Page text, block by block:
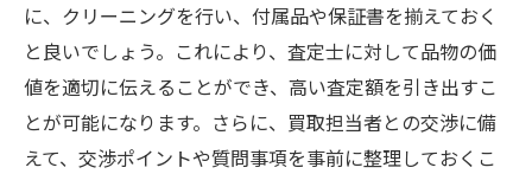
に、クリーニングを行い、付属品や保証書を揃えておく
と良いでしょう。これにより、査定士に対して品物の価
値を適切に伝えることができ、高い査定額を引き出すこ
とが可能になります。さらに、買取担当者との交渉に備
えて、交渉ポイントや質問事項を事前に整理しておくこ